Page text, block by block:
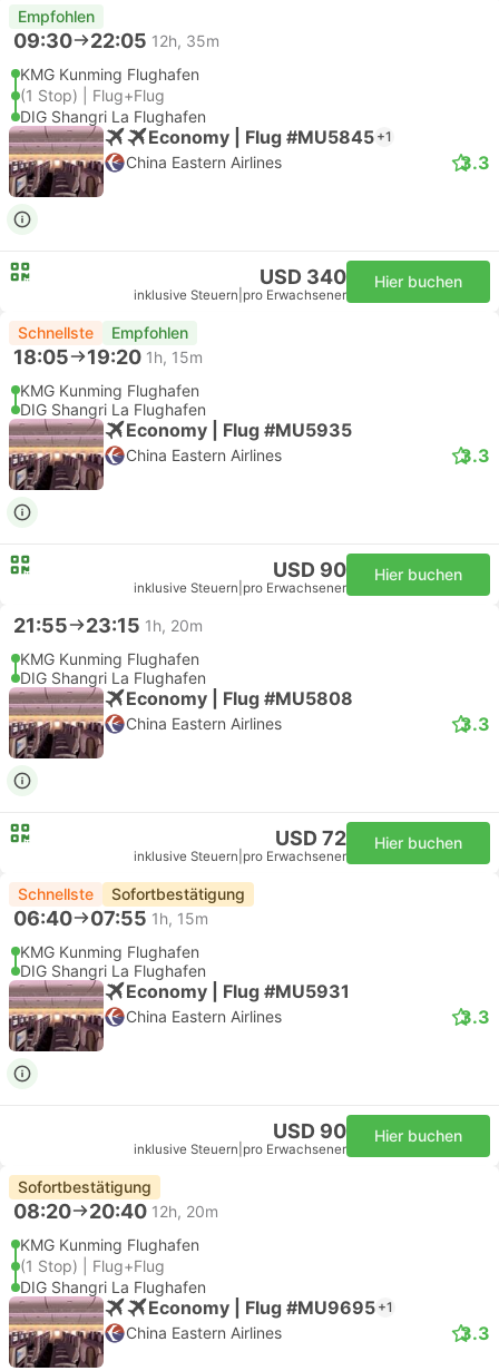
Empfohlen
09:30 22:05 12h, 35m
KMG Kunming Flughafen
(1 Stop) | Flug+Flug
DIG Shangri La Flughafen
Economy | Flug #MU5845 +1
China Eastern Airlines 3.3
USD 340
inklusive Steuern pro Erwachsener
Hier buchen
Schnellste Empfohlen
18:05 19:20 1h, 15m
KMG Kunming Flughafen
DIG Shangri La Flughafen
Economy | Flug #MU5935
China Eastern Airlines 3.3
USD 90
inklusive Steuern pro Erwachsener
Hier buchen
21:55 23:15 1h, 20m
KMG Kunming Flughafen
DIG Shangri La Flughafen
Economy | Flug #MU5808
China Eastern Airlines 3.3
USD 72
inklusive Steuern pro Erwachsener
Hier buchen
Schnellste Sofortbestätigung
06:40 07:55 1h, 15m
KMG Kunming Flughafen
DIG Shangri La Flughafen
Economy | Flug #MU5931
China Eastern Airlines 3.3
USD 90
inklusive Steuern pro Erwachsener
Hier buchen
Sofortbestätigung
08:20 20:40 12h, 20m
KMG Kunming Flughafen
(1 Stop) | Flug+Flug
DIG Shangri La Flughafen
Economy | Flug #MU9695 +1
China Eastern Airlines 3.3